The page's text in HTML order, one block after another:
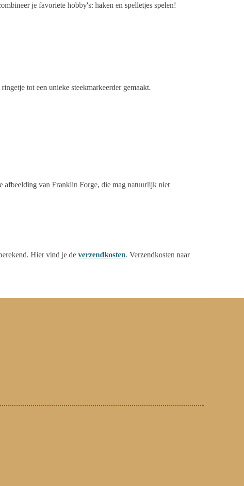
je favoriete hobby's: haken en spelletjes spelen!
tot een unieke steekmarkeerder gemaakt.
afbeelding van Franklin Forge, die mag natuurlijk niet
Hier vind je de verzendkosten. Verzendkosten naar